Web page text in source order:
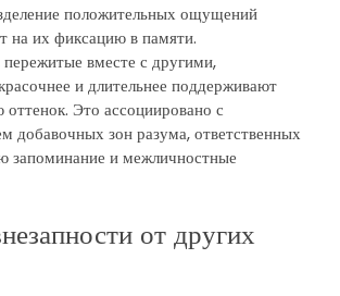
положительных ощущений
на их фиксацию в памяти.
вместе с другими,
и длительнее поддерживают
Это ассоциировано с
добавочных зон разума, ответственных
запоминание и межличностные
от других